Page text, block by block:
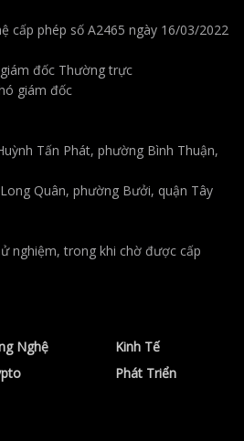
cấp phép số A2465 ngày 16/03/2022
đốc Thường trực
giám đốc
Tấn Phát, phường Bình Thuận,
Quân, phường Bưởi, quận Tây
nghiệm, trong khi chờ được cấp
Nghệ
Kinh Tế
Phát Triển